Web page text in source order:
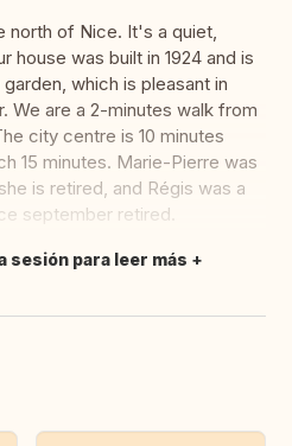
north of Nice. It's a quiet,
house was built in 1924 and is
which is pleasant in
We are a 2-minutes walk from
city centre is 10 minutes
15 minutes. Marie-Pierre was
is retired, and Régis was a
september retired.
sesión para leer más